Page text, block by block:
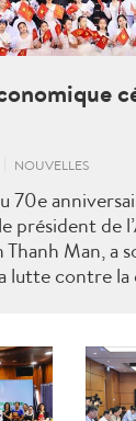
NOUVELLES
70e
président de
Thanh Man, a
lutte contre